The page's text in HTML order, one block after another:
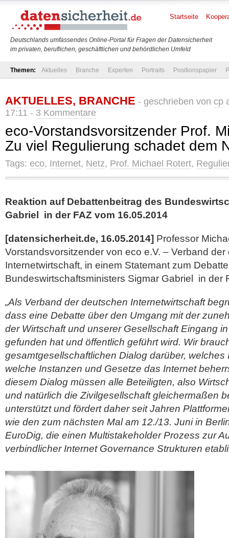
Deutschlands umfassendes Online-Portal für Fragen der Datensicherheit
im privaten, beruflichen, geschäftlichen und behördlichen Umfeld
Startseite
Themen: Aktuelles Branche Experten Portraits Positionspapier
AKTUELLES, BRANCHE - geschrieben von cp
17:11 - 3 Kommentare
eco-Vorstandsvorsitzender Prof.
Zu viel Regulierung schadet dem
Tags: eco, Internet, Netz, Prof. Michael Rotert,
Reaktion auf Debattenbeitrag des
Gabriel in der FAZ vom 16.05.2014
[datensicherheit.de, 16.05.2014] Professor
Vorstandsvorsitzender von eco e.V. – Verband
Internetwirtschaft, in einem Statemant zum
Bundeswirtschaftsministers Sigmar Gabriel in der
„Als Verband der deutschen Internetwirtschaft
dass eine Debatte über den Umgang mit der
der Wirtschaft und unserer Gesellschaft Eingang
gefunden hat und öffentlich geführt wird. Wir
gesamtgesellschaftlichen Dialog darüber, welches
welche Instanzen und Gesetze das Internet
diesem Dialog müssen alle Beteiligten, also
und natürlich die Zivilgesellschaft gleichermaßen
unterstützt und fördert daher seit Jahren
wie den zum nächsten Mal am 12./13. Juni in
EuroDig, die einen Multistakeholder Prozess zur
verbindlicher Internet Governance Strukturen